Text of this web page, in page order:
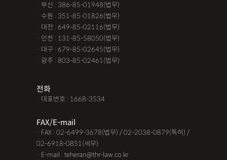
· 부산 : 386-85-01948(법무)
· 수원 : 351-85-01826(법무)
· 대전 : 649-85-02116(법무)
· 인천 : 131-85-58050(법무)
· 대구 : 679-85-02645(법무)
· 광주 : 803-85-02461(법무)
전화
· 대표번호 : 1668-3534
FAX/E-mail
· FAX : 02-6499-3678(법무) / 02-2038-0879(특허) /
02-6918-0851(세무)
· E-mail : teheran@thr-law.co.kr